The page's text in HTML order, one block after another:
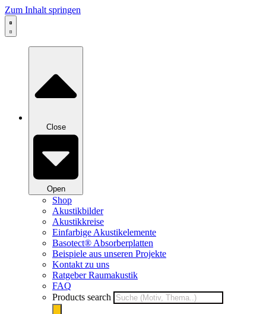
Zum Inhalt springen
Close
Open
Shop
Akustikbilder
Akustikkreise
Einfarbige Akustikelemente
Basotect® Absorberplatten
Beispiele aus unseren Projekte
Kontakt zu uns
Ratgeber Raumakustik
FAQ
Products search